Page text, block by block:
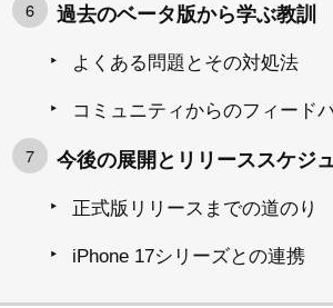
過去のベータ版から学ぶ教訓
よくある問題とその対処法
コミュニティからのフィード
今後の展開とリリーススケジ
正式版リリースまでの道のり
iPhone 17シリーズとの連携